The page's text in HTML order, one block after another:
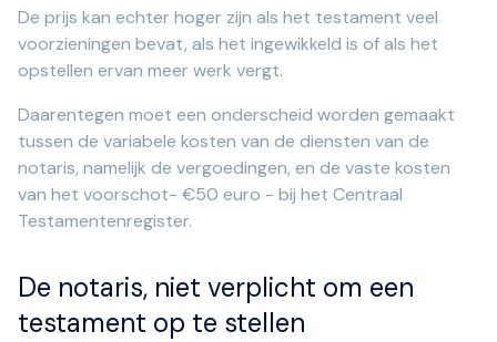
De prijs kan echter hoger zijn als het testament veel
voorzieningen bevat, als het ingewikkeld is of als het
opstellen ervan meer werk vergt.
Daarentegen moet een onderscheid worden gemaakt
tussen de variabele kosten van de diensten van de
notaris, namelijk de vergoedingen, en de vaste kosten
van het voorschot- €50 euro - bij het Centraal
Testamentenregister.
De notaris, niet verplicht om een
testament op te stellen